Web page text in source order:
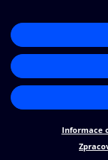
Cookies
Nastavení cookies